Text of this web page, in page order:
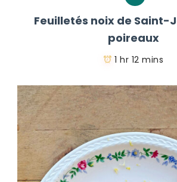
Feuilletés noix de Saint-
poireaux
1 hr 12 mins